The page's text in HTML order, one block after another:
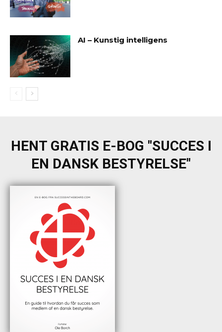
AI – Kunstig intelligens
HENT GRATIS E-BOG "SUCCES I
EN DANSK BESTYRELSE"